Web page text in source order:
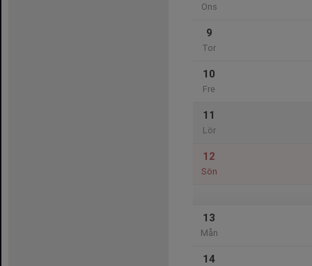
Ons
9
Tor
10
Fre
11
Lör
12
Sön
13
Mån
14